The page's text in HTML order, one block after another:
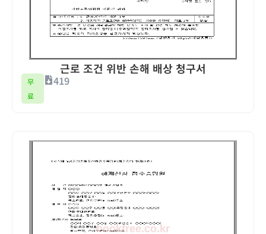
근로 조건 위반 손해 배상 청구서
무
료
419